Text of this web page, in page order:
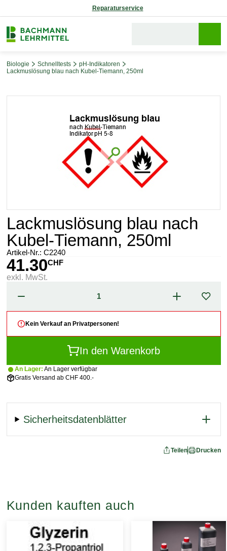
Reparaturservice
Biologie Schnelltests
pH-Indikatoren
Lackmuslösung blau nach Kubel-Tiemann, 250ml
Lackmuslösung blau nach
Kubel-Tiemann, 250ml
Artikel-Nr.: C2240
41.30CHF
exkl. MwSt.
In den Warenkorb
Kein Verkauf an Privatpersonen!
An Lager: An Lager verfügbar
Gratis Versand ab CHF 400.-
Sicherheitsdatenblätter
Teilen Drucken
Kunden kauften auch